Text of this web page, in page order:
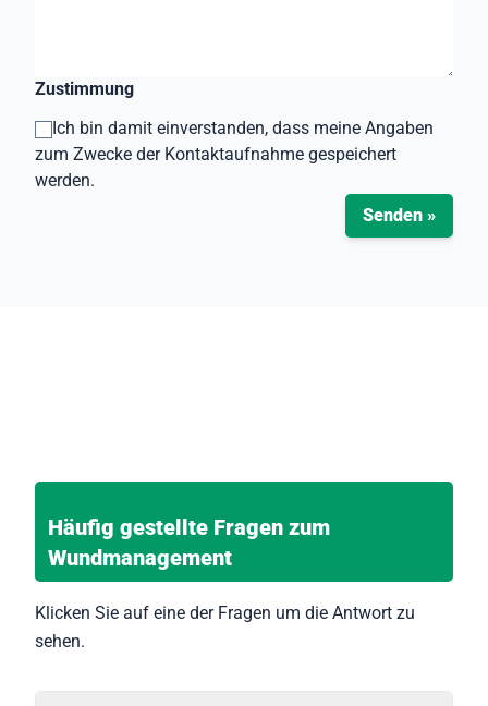
Zustimmung
Ich bin damit einverstanden, dass meine Angaben
zum Zwecke der Kontaktaufnahme gespeichert
werden.
Senden »
Häufig gestellte Fragen zum
Wundmanagement
Klicken Sie auf eine der Fragen um die Antwort zu
sehen.